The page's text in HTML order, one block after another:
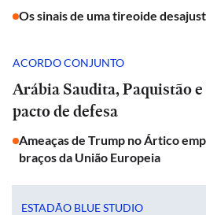
Os sinais de uma tireoide
ACORDO CONJUNTO
Arábia Saudita, Paquistão
pacto de defesa
Ameaças de Trump no Ártico
braços da União Europeia
ESTADÃO BLUE STUDIO